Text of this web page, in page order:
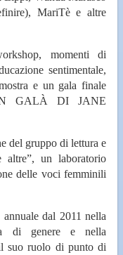
MariTè e altre
momenti di
sentimentale,
e un gala finale
GALÀ DI JANE
del gruppo di lettura e
altre”, un laboratorio
delle voci femminili
dal 2011 nella
di genere e nella
suo ruolo di punto di